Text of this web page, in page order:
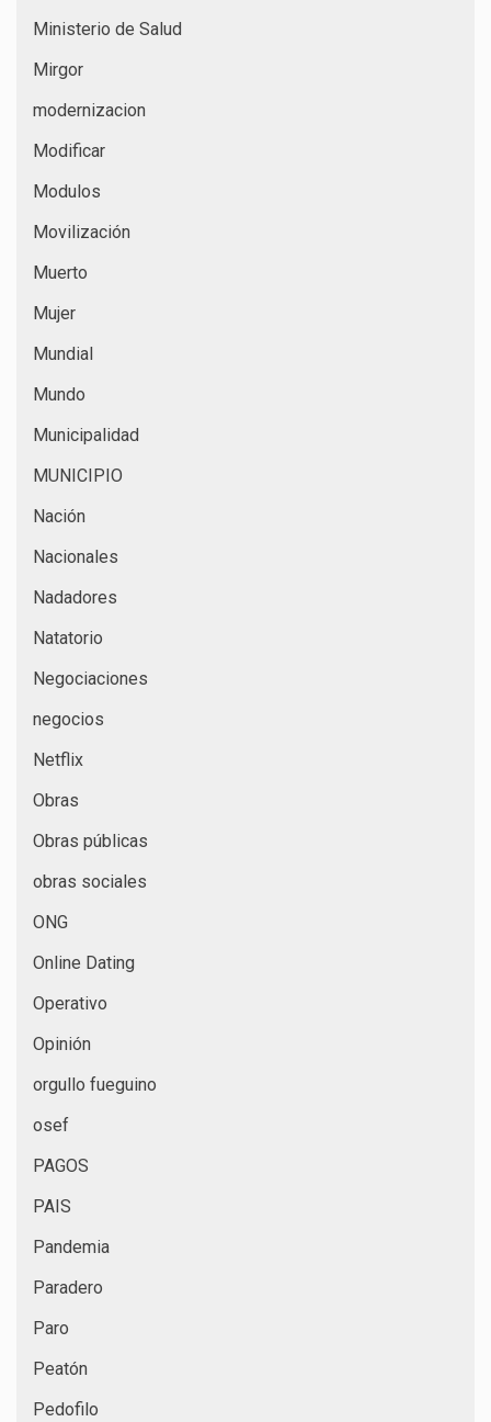
Ministerio de Salud
Mirgor
modernizacion
Modificar
Modulos
Movilización
Muerto
Mujer
Mundial
Mundo
Municipalidad
MUNICIPIO
Nación
Nacionales
Nadadores
Natatorio
Negociaciones
negocios
Netflix
Obras
Obras públicas
obras sociales
ONG
Online Dating
Operativo
Opinión
orgullo fueguino
osef
PAGOS
PAIS
Pandemia
Paradero
Paro
Peatón
Pedofilo